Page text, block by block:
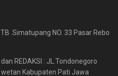
TB .Simatupang NO. 33 Pasar Rebo
dan REDAKSI : JL.Tondonegoro
wetan Kabupaten Pati Jawa